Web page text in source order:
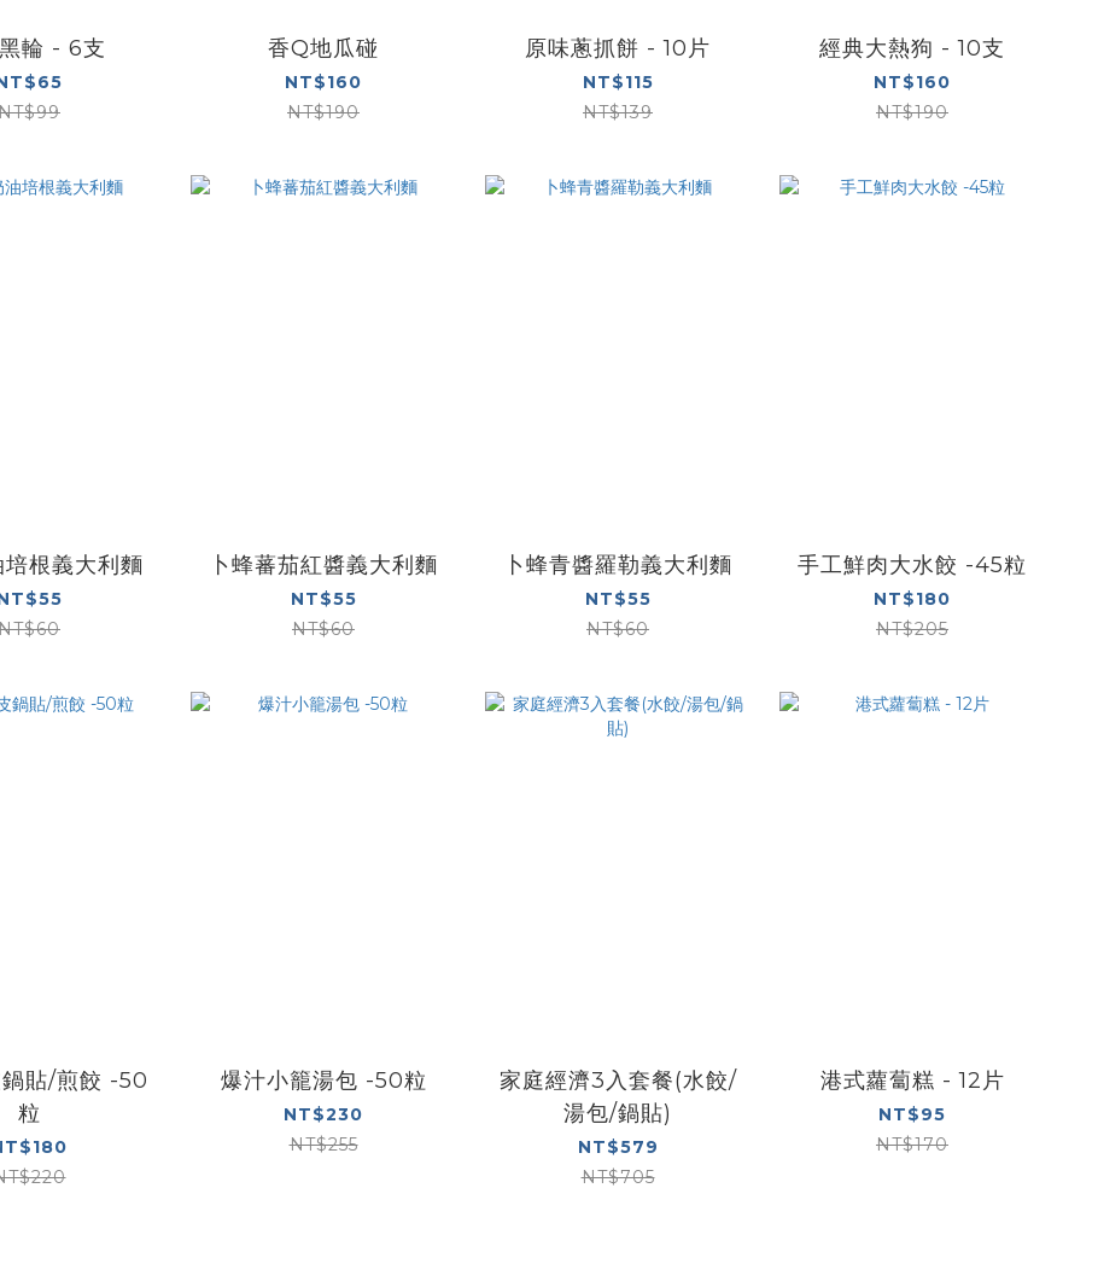
輪 - 6支 香Q地瓜碰
NT$160
NT$190
原味蔥抓餅 - 10片
NT$115
NT$139
經典大熱狗 - 10支
NT$160
NT$190
培根義大利麵 卜蜂蕃茄紅醬義大利麵
NT$55
NT$60
卜蜂青醬羅勒義大利麵
NT$55
NT$60
手工鮮肉大水餃 -45粒
NT$180
NT$205
貼/煎餃 -50
粒
爆汁小籠湯包 -50粒
NT$230
NT$255
家庭經濟3入套餐(水餃/
湯包/鍋貼)
NT$579
NT$705
港式蘿蔔糕 - 12片
NT$95
NT$170